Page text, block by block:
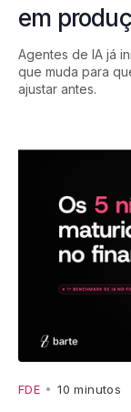
em
Agentes de IA já
que muda para
ajustar antes.
FDE •10 minutos